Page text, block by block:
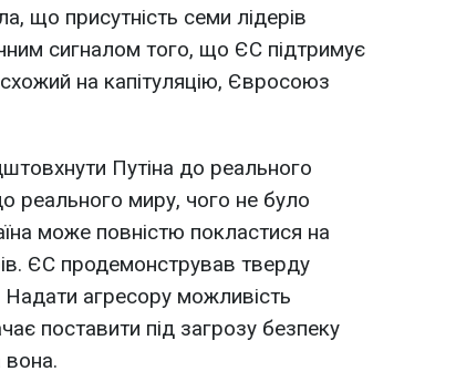
що присутність семи лідерів
сигналом того, що ЄС підтримує
на капітуляцію, Євросоюз
Путіна до реального
реального миру, чого не було
може повністю покластися на
ЄС продемонстрував тверду
агресору можливість
поставити під загрозу безпеку
вона.